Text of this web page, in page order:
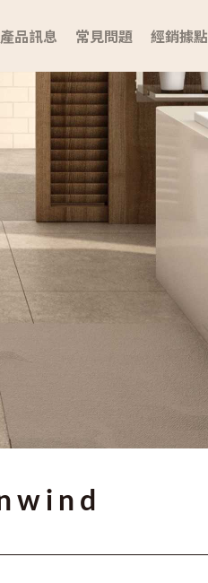
產品訊息 常見問題 經銷據點